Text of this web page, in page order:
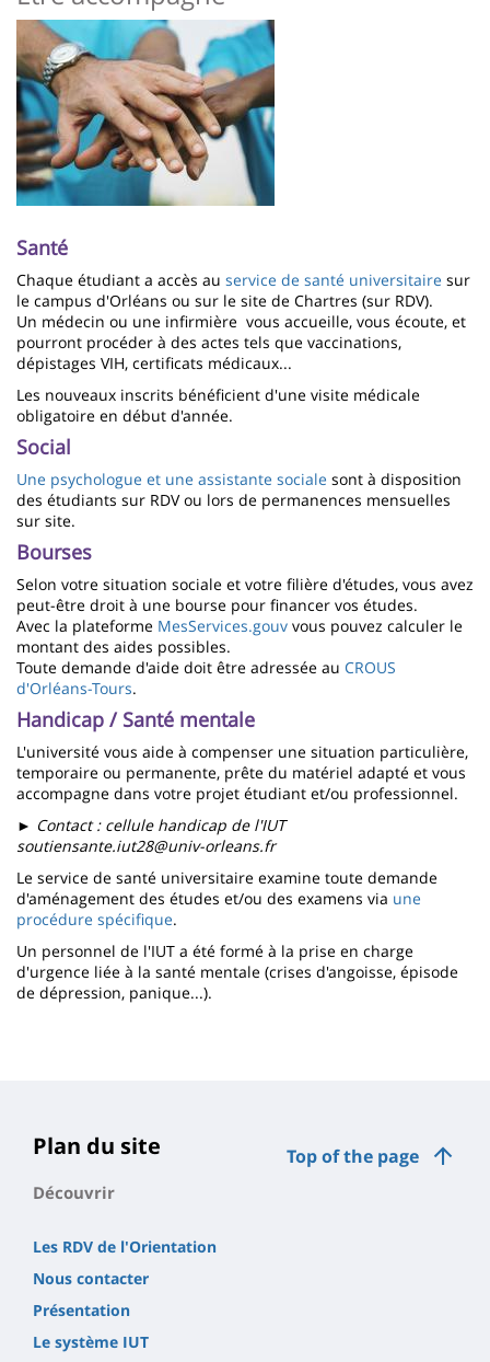
Imagen
Santé
Chaque étudiant a accès au service de santé universitaire sur
le campus d'Orléans ou sur le site de Chartres (sur RDV).
Un médecin ou une infirmière vous accueille, vous écoute, et
pourront procéder à des actes tels que vaccinations,
dépistages VIH, certificats médicaux...
Les nouveaux inscrits bénéficient d'une visite médicale
obligatoire en début d'année.
Social
Une psychologue et une assistante sociale sont à disposition
des étudiants sur RDV ou lors de permanences mensuelles
sur site.
Bourses
Selon votre situation sociale et votre filière d'études, vous avez
peut-être droit à une bourse pour financer vos études.
Avec la plateforme MesServices.gouv vous pouvez calculer le
montant des aides possibles.
Toute demande d'aide doit être adressée au CROUS
d'Orléans-Tours.
Handicap / Santé mentale
L'université vous aide à compenser une situation particulière,
temporaire ou permanente, prête du matériel adapté et vous
accompagne dans votre projet étudiant et/ou professionnel.
► Contact : cellule handicap de l'IUT
soutiensante.iut28@univ-orleans.fr
Le service de santé universitaire examine toute demande
d'aménagement des études et/ou des examens via une
procédure spécifique.
Un personnel de l'IUT a été formé à la prise en charge
d'urgence liée à la santé mentale (crises d'angoisse, épisode
de dépression, panique...).
Top of the page
Plan du site
Découvrir
Les RDV de l'Orientation
Nous contacter
Présentation
Le système IUT